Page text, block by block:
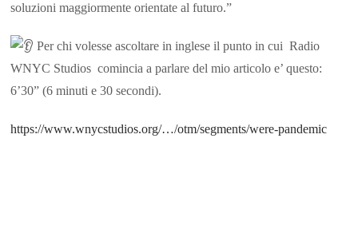
soluzioni maggiormente orientate al futuro.”
Per chi volesse ascoltare in inglese il punto in cui Radio
WNYC Studios comincia a parlare del mio articolo e’ questo:
6’30” (6 minuti e 30 secondi).
https://www.wnycstudios.org/…/otm/segments/were-pandemic